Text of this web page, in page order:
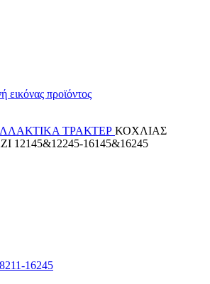
ΤΡΑΚΤΕΡ ΚΟΧΛΙΑΣ
16145&16245
16245